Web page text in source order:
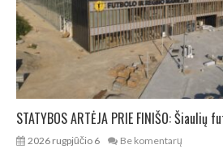
2026 rugpjūčio 6 Be komentarų